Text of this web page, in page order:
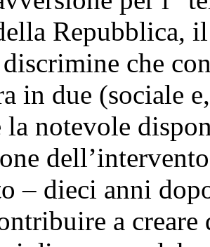
Repubblica,
che
in due (sociale
la notevole
– dieci anni
a